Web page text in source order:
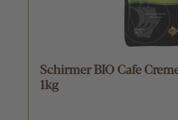
Schirmer BIO Cafe
1kg